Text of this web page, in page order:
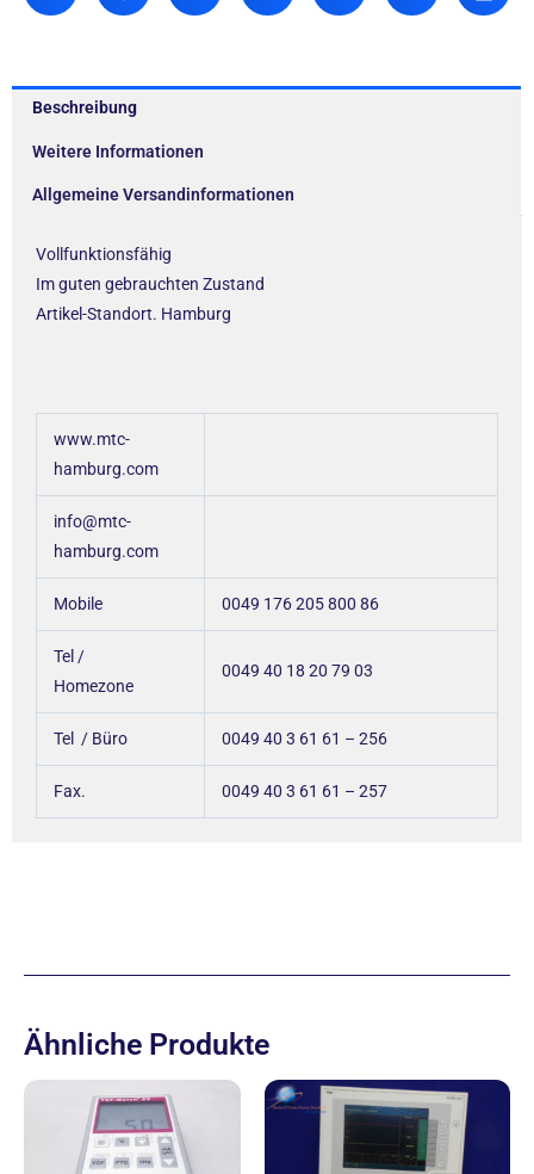
Beschreibung
Weitere Informationen
Allgemeine Versandinformationen
Vollfunktionsfähig
Im guten gebrauchten Zustand
Artikel-Standort. Hamburg
www.mtc-
hamburg.com
info@mtc-
hamburg.com
Mobile 0049 176 205 800 86
Tel /
Homezone
0049 40 18 20 79 03
Tel / Büro 0049 40 3 61 61 – 256
Fax. 0049 40 3 61 61 – 257
Ähnliche Produkte